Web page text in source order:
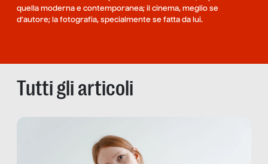
quella moderna e contemporanea; il cinema, meglio se
d’autore; la fotografia, specialmente se fatta da lui.
Tutti gli articoli